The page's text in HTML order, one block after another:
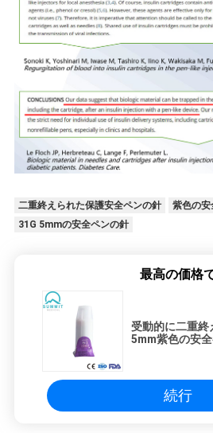
二重終えられた保護安全ペンの針
紫色の安
31G 5mmの安全ペンの針
最高の価格
受動的に二重終
5mm紫色の安
続行